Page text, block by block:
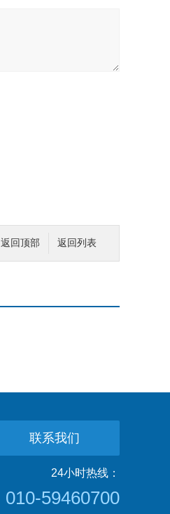
返回列表
返回顶部
联系我们
24小时热线：
010-59460700